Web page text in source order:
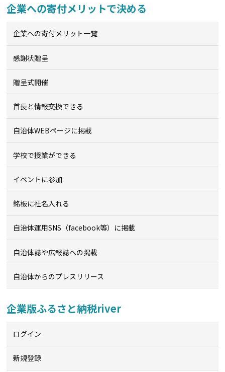
企業への寄付メリットで決める
企業への寄付メリット一覧
感謝状贈呈
贈呈式開催
首長と情報交換できる
自治体WEBページに掲載
学校で授業ができる
イベントに参加
銘板に社名入れる
自治体運用SNS（facebook等）に掲載
自治体誌や広報誌への掲載
自治体からのプレスリリース
企業版ふるさと納税river
ログイン
新規登録